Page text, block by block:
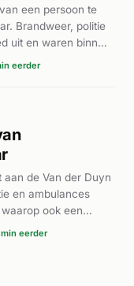
het vuur
ter grootte
de NOS dat de
een persoon te
Brandweer, politie
uit en waren binnen
uit het water
kon niet meer
midvliet.nl overleed
en
eerder
de Van der Duyn
en ambulances
ook een
bronnen waren
eerder